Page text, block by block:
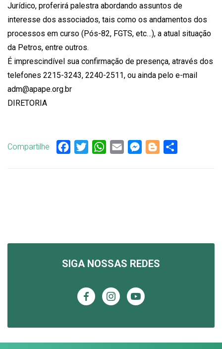
Jurídico, proferirá palestra abordando assuntos de
interesse dos associados, tais como os andamentos dos
processos em curso (Pós-82, FGTS, etc…), a atual situação
da Petros, entre outros.
É imprescindível sua confirmação de presença, através dos
telefones 2215-3243, 2240-2511, ou ainda pelo e-mail
adm@apape.org.br
DIRETORIA
Compartilhe Facebook
TwitterWhatsApp
Email Messenger
Blogger
SIGA NOSSAS REDES